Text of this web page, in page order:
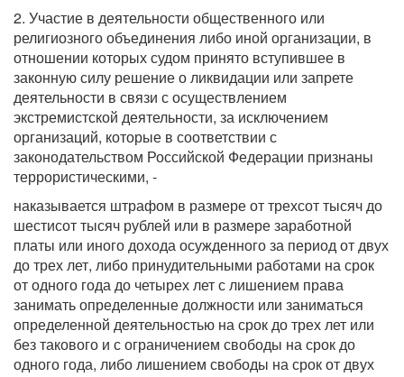
2. Участие в деятельности общественного или
религиозного объединения либо иной организации, в
отношении которых судом принято вступившее в
законную силу решение о ликвидации или запрете
деятельности в связи с осуществлением
экстремистской деятельности, за исключением
организаций, которые в соответствии с
законодательством Российской Федерации признаны
террористическими, -
наказывается штрафом в размере от трехсот тысяч до
шестисот тысяч рублей или в размере заработной
платы или иного дохода осужденного за период от двух
до трех лет, либо принудительными работами на срок
от одного года до четырех лет с лишением права
занимать определенные должности или заниматься
определенной деятельностью на срок до трех лет или
без такового и с ограничением свободы на срок до
одного года, либо лишением свободы на срок от двух